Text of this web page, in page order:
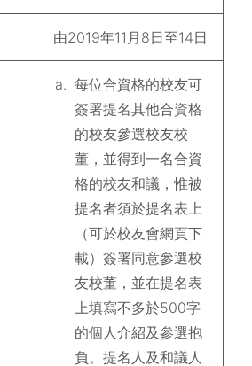
由2019年11月8日至14日
每位合資格的校友可
簽署提名其他合資格
的校友參選校友校
董，並得到一名合資
格的校友和議，惟被
提名者須於提名表上
（可於校友會網頁下
載）簽署同意參選校
友校董，並在提名表
上填寫不多於500字
的個人介紹及參選抱
負。提名人及和議人